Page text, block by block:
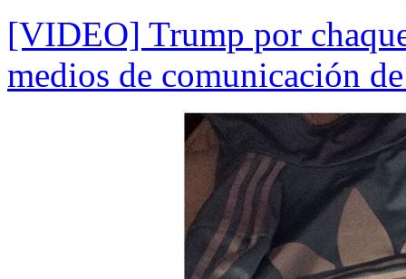
[VIDEO] Trump por
medios de comunicación